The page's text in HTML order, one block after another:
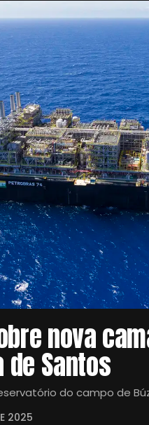
nova
de Santos
do campo de
2025